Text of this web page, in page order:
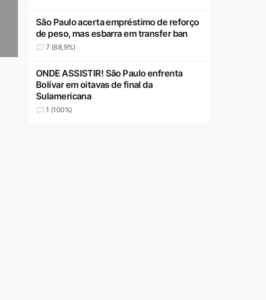
São Paulo acerta empréstimo de reforço
de peso, mas esbarra em transfer ban
7 (88,9%)
ONDE ASSISTIR! São Paulo enfrenta
Bolívar em oitavas de final da
Sulamericana
1 (100%)